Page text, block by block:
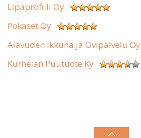
Lipaprofiili Oy
Pokaset Oy
Alavuden Ikkuna ja Ovipalvelu Oy
Kurhelan Puutuote Ky